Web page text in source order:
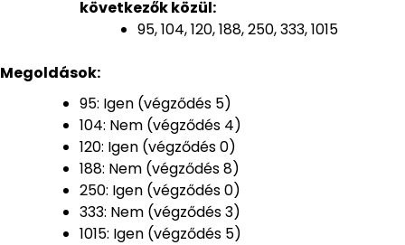
következők közül:
95, 104, 120, 188, 250, 333, 1015
Megoldások:
95: Igen (végződés 5)
104: Nem (végződés 4)
120: Igen (végződés 0)
188: Nem (végződés 8)
250: Igen (végződés 0)
333: Nem (végződés 3)
1015: Igen (végződés 5)